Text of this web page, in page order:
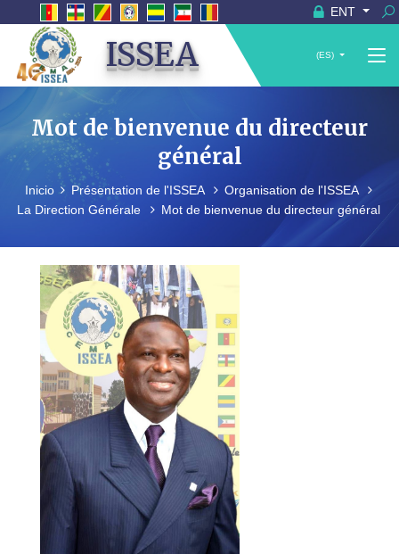
ENT
ISSEA (ES)
Mot de bienvenue du directeur
général
Inicio Présentation de l'ISSEA
Organisation de l'ISSEA
La Direction Générale
Mot de bienvenue du directeur général